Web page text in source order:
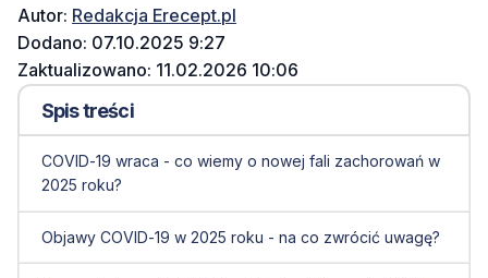
Autor: Redakcja Erecept.pl
Dodano: 07.10.2025 9:27
Zaktualizowano: 11.02.2026 10:06
Spis treści
COVID-19 wraca - co wiemy o nowej fali zachorowań w
2025 roku?
Objawy COVID-19 w 2025 roku - na co zwrócić uwagę?